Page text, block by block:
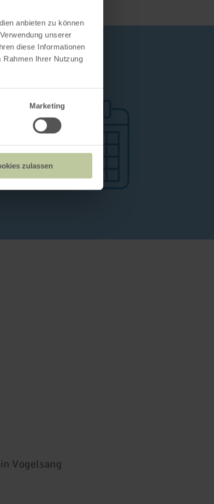
anbieten zu können
unserer
diese Informationen
Rahmen Ihrer Nutzung
Marketing
zulassen
Vogelsang